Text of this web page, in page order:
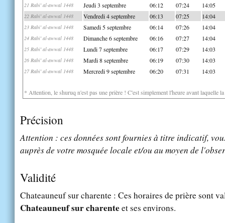
21 Rabi' al-awwal 1448 Jeudi 3 septembre 06:12 07:24 14:05
22 Rabi' al-awwal 1448 Vendredi 4 septembre 06:13 07:25 14:04
23 Rabi' al-awwal 1448 Samedi 5 septembre 06:14 07:26 14:04
24 Rabi' al-awwal 1448 Dimanche 6 septembre 06:16 07:27 14:04
25 Rabi' al-awwal 1448 Lundi 7 septembre 06:17 07:29 14:03
26 Rabi' al-awwal 1448 Mardi 8 septembre 06:19 07:30 14:03
27 Rabi' al-awwal 1448 Mercredi 9 septembre 06:20 07:31 14:03
* Attention, le shuruq n'est pas une prière ! C'est simplement l'heure avant laquelle
Précision
Attention : ces données sont fournies à titre indicatif,
auprès de votre mosquée locale et/ou au moyen de
Validité
Chateauneuf sur charente : Ces horaires de prière sont
Chateauneuf sur charenteet ses environs.